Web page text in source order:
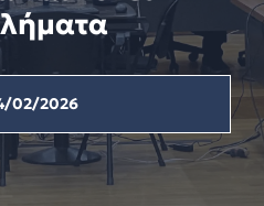
02/2026